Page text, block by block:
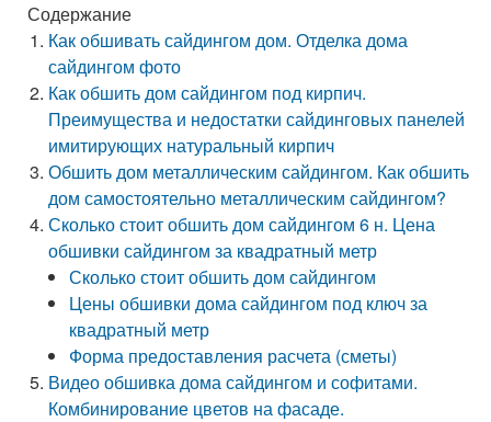
Содержание
Как обшивать сайдингом дом. Отделка дома
сайдингом фото
Как обшить дом сайдингом под кирпич.
Преимущества и недостатки сайдинговых панелей
имитирующих натуральный кирпич
Обшить дом металлическим сайдингом. Как обшить
дом самостоятельно металлическим сайдингом?
Сколько стоит обшить дом сайдингом 6 н. Цена
обшивки сайдингом за квадратный метр
Сколько стоит обшить дом сайдингом
Цены обшивки дома сайдингом под ключ за
квадратный метр
Форма предоставления расчета (сметы)
Видео обшивка дома сайдингом и софитами.
Комбинирование цветов на фасаде.